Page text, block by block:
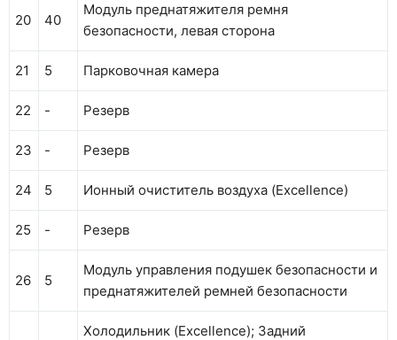
20 40
Модуль преднатяжителя ремня
безопасности, левая сторона
21 5 Парковочная камера
22 - Резерв
23 - Резерв
24 5 Ионный очиститель воздуха (Excellence)
25 - Резерв
26 5
Модуль управления подушек безопасности и
преднатяжителей ремней безопасности
Холодильник (Excellence); Задний